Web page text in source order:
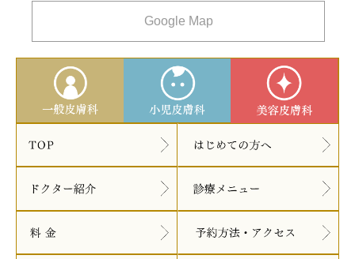
Google Map